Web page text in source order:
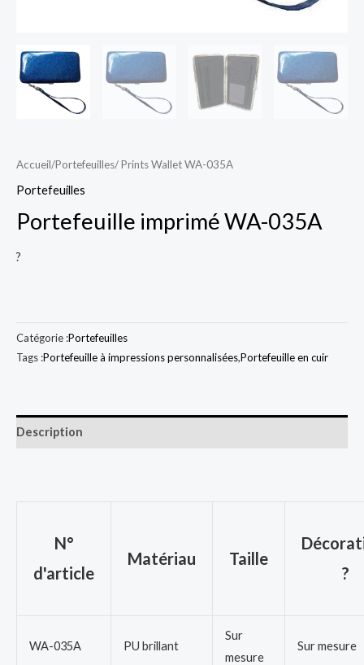
Accueil/Portefeuilles/ Prints Wallet WA-035A
Portefeuilles
Portefeuille imprimé WA-035A
?
Catégorie :Portefeuilles
Tags :Portefeuille à impressions personnalisées,Portefeuille en cuir
Description
N°
d'article
Matériau Taille
?
WA-035A PU brillant
Sur
mesure
Sur mesure